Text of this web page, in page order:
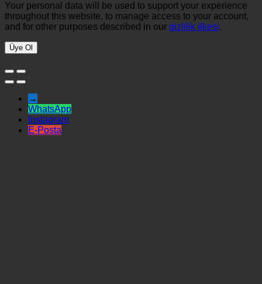
Your personal data will be used to support your experience
throughout this website, to manage access to your account,
and for other purposes described in our gizlilik ilkesi.
Üye Ol
→
WhatsApp
Instagram
E-Posta